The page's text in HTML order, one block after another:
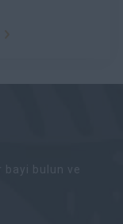
bayi bulun ve